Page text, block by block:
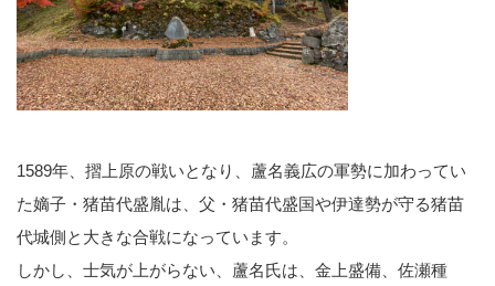
1589年、摺上原の戦いとなり、蘆名義広の軍勢に加わってい
た嫡子・猪苗代盛胤は、父・猪苗代盛国や伊達勢が守る猪苗
代城側と大きな合戦になっています。
しかし、士気が上がらない、蘆名氏は、金上盛備、佐瀬種